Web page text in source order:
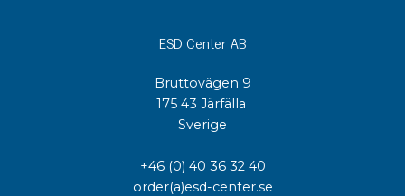
ESD Center AB
Bruttovägen 9
175 43 Järfälla
Sverige
+46 (0) 40 36 32 40
order(a)esd-center.se